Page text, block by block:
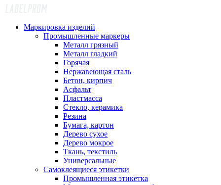
Маркировка изделий
Промышленные маркеры
Металл грязный
Металл гладкий
Горячая
Нержавеющая сталь
Бетон, кирпич
Асфальт
Пластмасса
Стекло, керамика
Резина
Бумага, картон
Дерево сухое
Дерево мокрое
Ткань, текстиль
Универсальные
Самоклеящиеся этикетки
Промышленная этикетка